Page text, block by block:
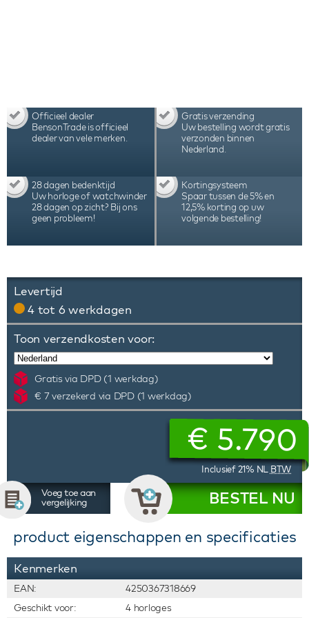
Officieel dealer
BensonTrade is officieel
dealer van vele merken.
Gratis verzending
Uw bestelling wordt gratis
verzonden binnen
Nederland.
28 dagen bedenktijd
Uw horloge of watchwinder
28 dagen op zicht? Bij ons
geen probleem!
Kortingsysteem
Spaar tussen de 5% en
12,5% korting op uw
volgende bestelling!
Levertijd
4 tot 6 werkdagen
Toon verzendkosten voor:
Gratis via DPD (1 werkdag)
€ 7 verzekerd via DPD (1 werkdag)
€ 5.790
Inclusief 21% NL BTW
Voeg toe aan
vergelijking
BESTEL NU
product eigenschappen en specificaties
Kenmerken
EAN:
4250367318669
Geschikt voor:
4 horloges